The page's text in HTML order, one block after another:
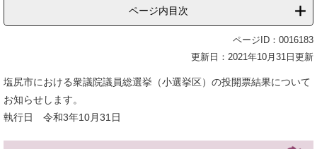
ページ内目次
ページID：0016183
更新日：2021年10月31日更新
塩尻市における衆議院議員総選挙（小選挙区）の投開票結果について
お知らせします。
執行日 令和3年10月31日